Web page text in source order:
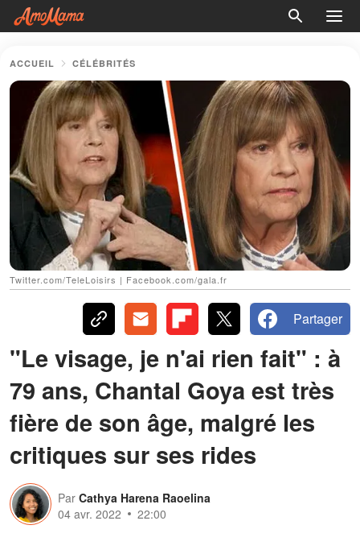
ACCUEIL CÉLÉBRITÉS
Twitter.com/TeleLoisirs | Facebook.com/gala.fr
Partager
"Le visage, je n'ai rien fait" : à
79 ans, Chantal Goya est très
fière de son âge, malgré les
critiques sur ses rides
Par Cathya Harena Raoelina
04 avr. 2022
22:00